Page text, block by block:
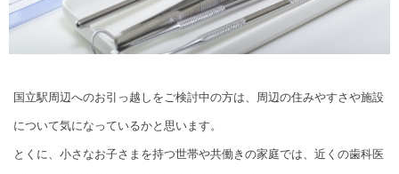
国立駅周辺へのお引っ越しをご検討中の方は、周辺の住みやすさや施設
について気になっているかと思います。
とくに、小さなお子さまを持つ世帯や共働きの家庭では、近くの歯科医